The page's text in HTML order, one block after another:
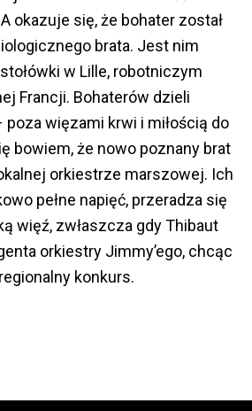
okazuje się, że bohater został
brata. Jest nim
w Lille, robotniczym
Francji. Bohaterów dzieli
więzami krwi i miłością do
bowiem, że nowo poznany brat
orkiestrze marszowej. Ich
pełne napięć, przeradza się
więź, zwłaszcza gdy Thibaut
orkiestry Jimmy’ego, chcąc
konkurs.